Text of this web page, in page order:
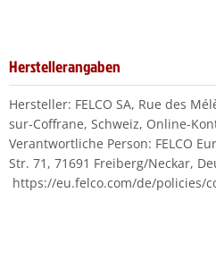
Herstellerangaben
Hersteller: FELCO SA, Rue des
sur-Coffrane, Schweiz, Online-
Verantwortliche Person: FELCO
Str. 71, 71691 Freiberg/Neckar,
https://eu.felco.com/de/policies/